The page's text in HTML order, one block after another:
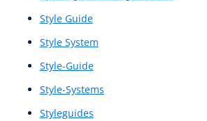
Nutzerreise
Nutzertests
Nutzerumfeldstudie
Nutzerverhaltensanalyse